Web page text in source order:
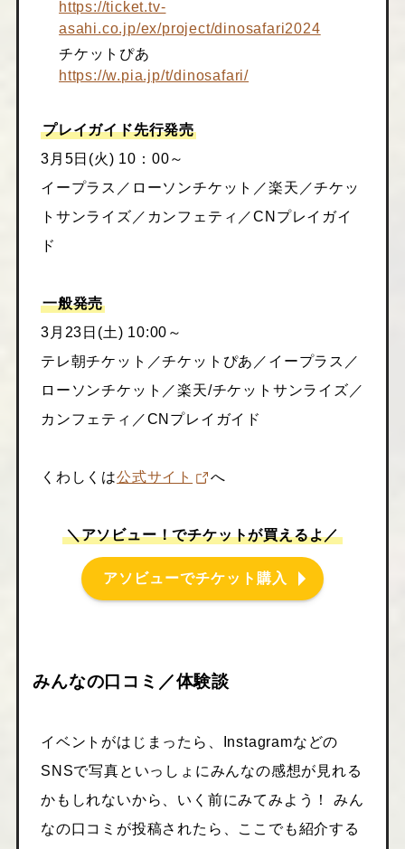
https://ticket.tv-
asahi.co.jp/ex/project/dinosafari2024
チケットぴあ
https://w.pia.jp/t/dinosafari/
プレイガイド先行発売
3月5日(火) 10：00～
イープラス／ローソンチケット／楽天／チケッ
トサンライズ／カンフェティ／CNプレイガイ
ド
一般発売
3月23日(土) 10:00～
テレ朝チケット／チケットぴあ／イープラス／
ローソンチケット／楽天/チケットサンライズ／
カンフェティ／CNプレイガイド
くわしくは公式サイト へ
＼アソビュー！でチケットが買えるよ／
アソビューでチケット購入
みんなの口コミ／体験談
イベントがはじまったら、Instagramなどの
SNSで写真といっしょにみんなの感想が見れる
かもしれないから、いく前にみてみよう！ みん
なの口コミが投稿されたら、ここでも紹介する